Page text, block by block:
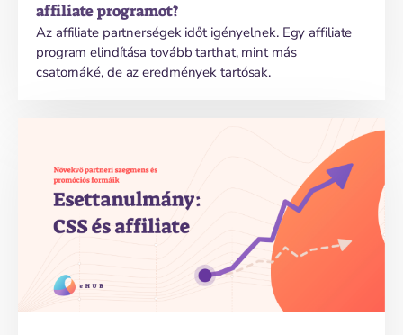
affiliate programot?
Az affiliate partnerségek időt igényelnek. Egy affiliate
program elindítása tovább tarthat, mint más
csatornáké, de az eredmények tartósak.